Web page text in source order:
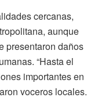
cercanas,
aunque
presentaron daños
“Hasta el
importantes en
voceros locales.